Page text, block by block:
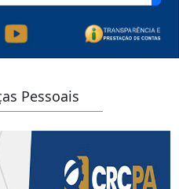
Pessoais